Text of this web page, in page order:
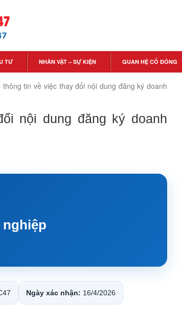
TƯ NHÂN VẬT – SỰ KIỆN QUAN HỆ CỔ ĐÔNG
thông tin về việc thay đổi nội dung đăng ký doanh
nội dung đăng ký doanh
Ngày xác nhận: 16/4/2026